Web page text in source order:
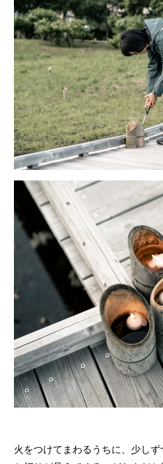
火をつけてまわるうちに、少し